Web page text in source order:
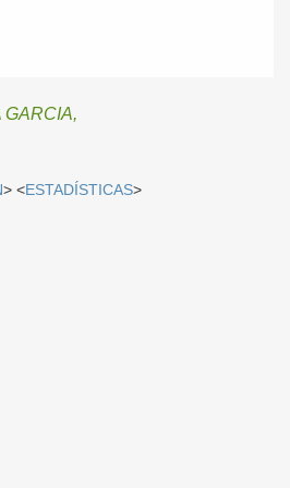
GARCIA,
> <ESTADÍSTICAS>